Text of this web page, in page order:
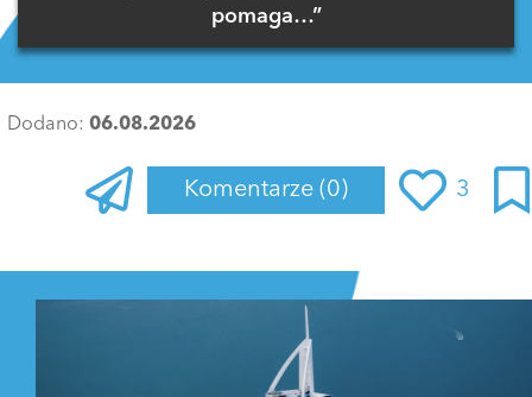
pomaga…”
Dodano: 06.08.2026
Komentarze (0) 3